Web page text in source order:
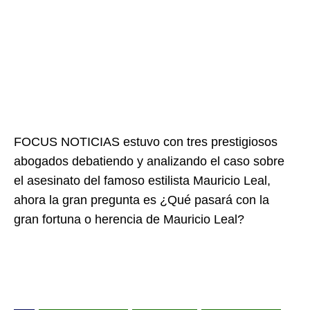
FOCUS NOTICIAS estuvo con tres prestigiosos
abogados debatiendo y analizando el caso sobre
el asesinato del famoso estilista Mauricio Leal,
ahora la gran pregunta es ¿Qué pasará con la
gran fortuna o herencia de Mauricio Leal?